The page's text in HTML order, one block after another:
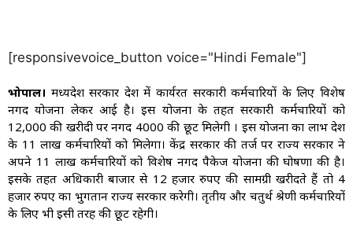
[responsivevoice_button voice="Hindi Female"]
भोपाल। मध्यप्रदेश सरकार प्रदेश में कार्यरत सरकारी कर्मचारियों के लिए विशेष
नगद योजना लेकर आई है। इस योजना के तहत सरकारी कर्मचारियों को
12,000 की खरीदी पर नगद 4000 की छूट मिलेगी । इस योजना का लाभ प्रदेश
के 11 लाख कर्मचारियों को मिलेगा। केंद्र सरकार की तर्ज पर राज्य सरकार ने
अपने 11 लाख कर्मचारियों को विशेष नगद पैकेज योजना की घोषणा की है।
इसके तहत अधिकारी बाजार से 12 हजार रुपए की सामग्री खरीदते हैं तो 4
हजार रुपए का भुगतान राज्य सरकार करेगी। तृतीय और चतुर्थ श्रेणी कर्मचारियों
के लिए भी इसी तरह की छूट रहेगी।